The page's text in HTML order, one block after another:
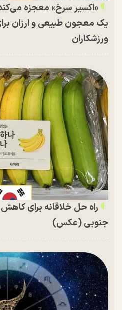
«اکسیر سرخ» معجزه
یک معجون طبیعی و ارزان
ورزشکاران
راه حل خلاقانه برای کاهش
جنوبی (عکس)